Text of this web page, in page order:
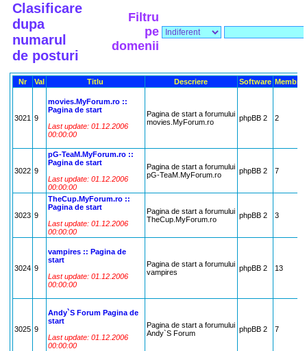
Clasificare
dupa
numarul
de posturi
Filtru
pe
domenii
Nr Val Titlu Descriere Software Membri
3021 9
movies.MyForum.ro ::
Pagina de start
Last update: 01.12.2006
00:00:00
Pagina de start a forumului
movies.MyForum.ro
phpBB 2 2
3022 9
pG-TeaM.MyForum.ro ::
Pagina de start
Last update: 01.12.2006
00:00:00
Pagina de start a forumului
pG-TeaM.MyForum.ro
phpBB 2 7
3023 9
TheCup.MyForum.ro ::
Pagina de start
Last update: 01.12.2006
00:00:00
Pagina de start a forumului
TheCup.MyForum.ro
phpBB 2 3
3024 9
vampires :: Pagina de
start
Last update: 01.12.2006
00:00:00
Pagina de start a forumului
vampires
phpBB 2 13
3025 9
Andy`S Forum Pagina de
start
Last update: 01.12.2006
00:00:00
Pagina de start a forumului
Andy`S Forum
phpBB 2 7